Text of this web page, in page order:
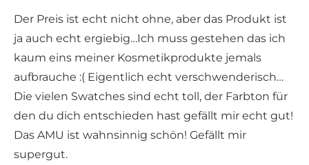
Der Preis ist echt nicht ohne, aber das Produkt ist
ja auch echt ergiebig…Ich muss gestehen das ich
kaum eins meiner Kosmetikprodukte jemals
aufbrauche :( Eigentlich echt verschwenderisch…
Die vielen Swatches sind echt toll, der Farbton für
den du dich entschieden hast gefällt mir echt gut!
Das AMU ist wahnsinnig schön! Gefällt mir
supergut.